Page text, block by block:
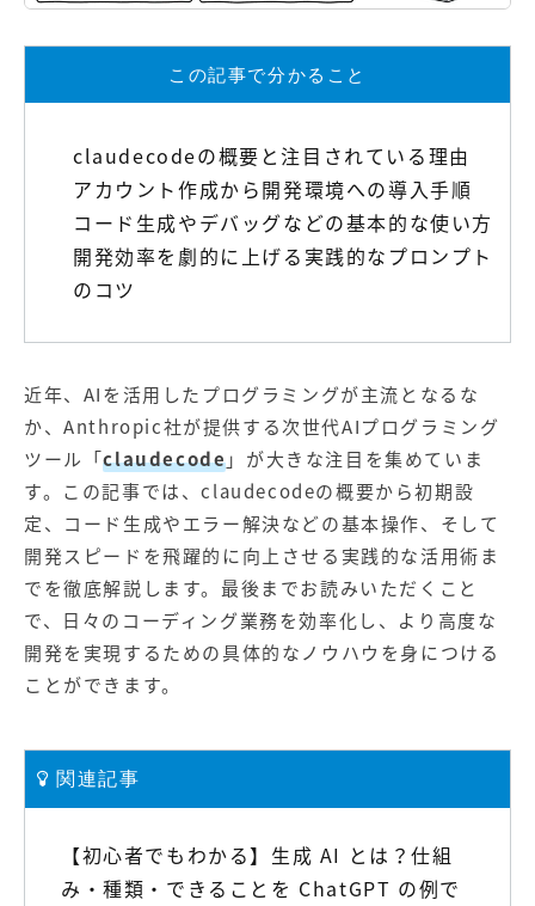
広告プロモーションの製品
【クリニック向け】新規集患
【歯科業界向け】新規集患
集客Web広告パッケージ
ジ
商圏ねらいうちパッケージ 求人パッケージ
この記事で分かること
claudecodeの概要と注目されている理由
アカウント作成から開発環境への導入手順
コード生成やデバッグなどの基本的な使い方
開発効率を劇的に上げる実践的なプロンプト
のコツ
近年、AIを活用したプログラミングが主流となるな
か、Anthropic社が提供する次世代AIプログラミング
ツール「claudecode」が大きな注目を集めていま
す。この記事では、claudecodeの概要から初期設
定、コード生成やエラー解決などの基本操作、そして
開発スピードを飛躍的に向上させる実践的な活用術ま
でを徹底解説します。最後までお読みいただくこと
で、日々のコーディング業務を効率化し、より高度な
開発を実現するための具体的なノウハウを身につける
ことができます。
関連記事
【初心者でもわかる】生成 AI とは？仕組
み・種類・できることを ChatGPT の例で